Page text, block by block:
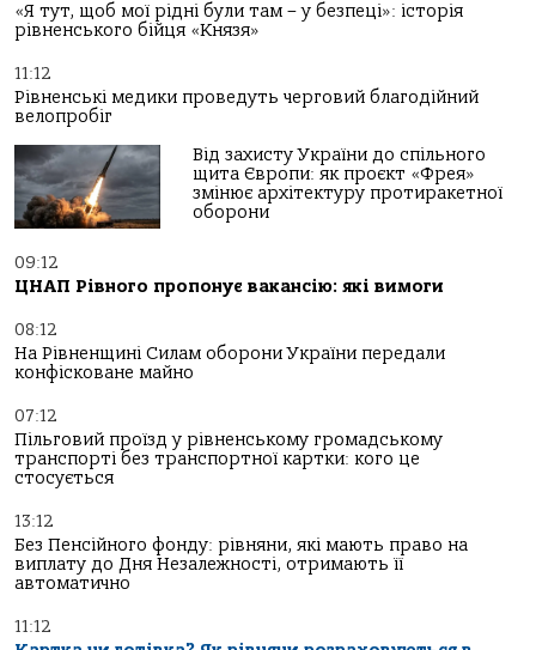
«Я тут, щоб мої рідні були там – у безпеці»: історія
рівненського бійця «Князя»
11:12
Рівненські медики проведуть черговий благодійний
велопробіг
Від захисту України до спільного
щита Європи: як проєкт «Фрея»
змінює архітектуру протиракетної
оборони
09:12
ЦНАП Рівного пропонує вакансію: які вимоги
08:12
На Рівненщині Силам оборони України передали
конфісковане майно
07:12
Пільговий проїзд у рівненському громадському
транспорті без транспортної картки: кого це
стосується
13:12
Без Пенсійного фонду: рівняни, які мають право на
виплату до Дня Незалежності, отримають її
автоматично
11:12